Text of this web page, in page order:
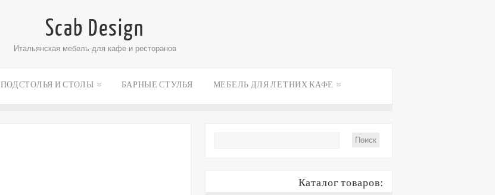
Scab Design
Итальянская мебель для кафе и ресторанов
ПОДСТОЛЬЯ И СТОЛЫ БАРНЫЕ СТУЛЬЯ МЕБЕЛЬ ДЛЯ ЛЕТНИХ КАФЕ
Каталог товаров: